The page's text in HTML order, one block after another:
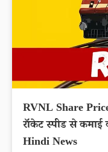
RVNL Share
रॉकेट स्पीड से कमाई
Hindi News